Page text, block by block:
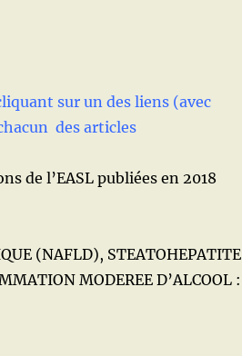
sur un des liens (avec
des articles
de l’EASL publiées en 2018
(NAFLD), STEATOHEPATITE
MODEREE D’ALCOOL :